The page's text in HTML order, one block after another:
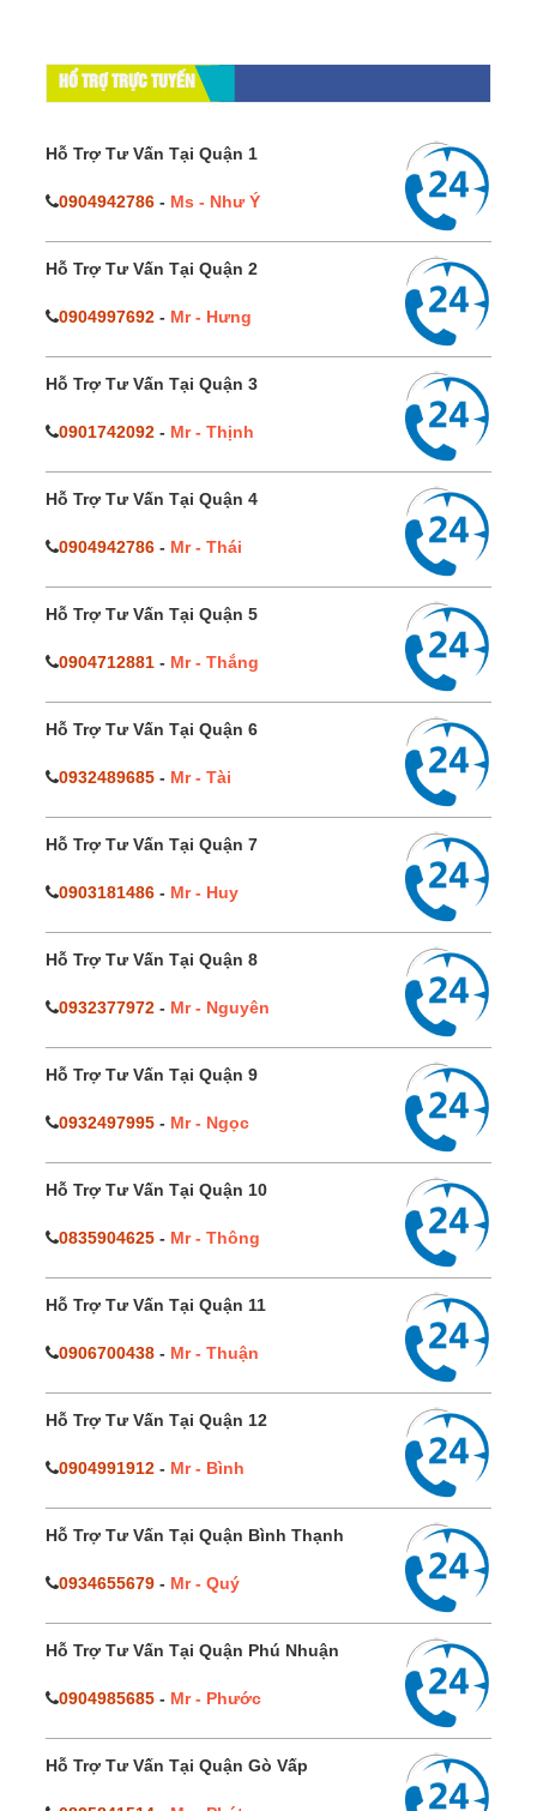
HỔ TRỢ TRỰC TUYẾN
Hỗ Trợ Tư Vấn Tại Quận 1
0904942786 - Ms - Như Ý
Hỗ Trợ Tư Vấn Tại Quận 2
0904997692 - Mr - Hưng
Hỗ Trợ Tư Vấn Tại Quận 3
0901742092 - Mr - Thịnh
Hỗ Trợ Tư Vấn Tại Quận 4
0904942786 - Mr - Thái
Hỗ Trợ Tư Vấn Tại Quận 5
0904712881 - Mr - Thắng
Hỗ Trợ Tư Vấn Tại Quận 6
0932489685 - Mr - Tài
Hỗ Trợ Tư Vấn Tại Quận 7
0903181486 - Mr - Huy
Hỗ Trợ Tư Vấn Tại Quận 8
0932377972 - Mr - Nguyên
Hỗ Trợ Tư Vấn Tại Quận 9
0932497995 - Mr - Ngọc
Hỗ Trợ Tư Vấn Tại Quận 10
0835904625 - Mr - Thông
Hỗ Trợ Tư Vấn Tại Quận 11
0906700438 - Mr - Thuận
Hỗ Trợ Tư Vấn Tại Quận 12
0904991912 - Mr - Bình
Hỗ Trợ Tư Vấn Tại Quận Bình Thạnh
0934655679 - Mr - Quý
Hỗ Trợ Tư Vấn Tại Quận Phú Nhuận
0904985685 - Mr - Phước
Hỗ Trợ Tư Vấn Tại Quận Gò Vấp